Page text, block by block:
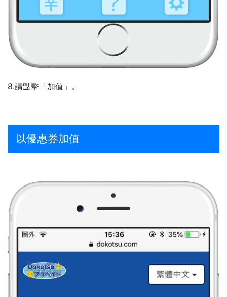
8.請點擊「加值」。
以優惠券加值